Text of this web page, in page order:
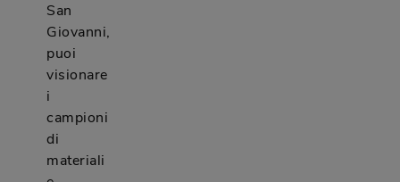
San
Giovanni,
puoi
visionare
i
campioni
di
materiali